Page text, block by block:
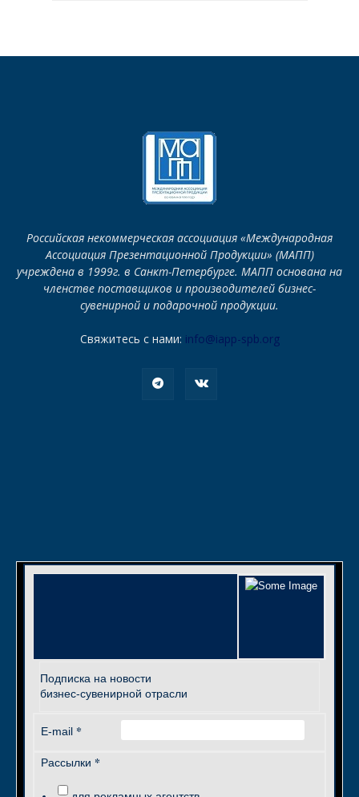
Российская некоммерческая ассоциация «Международная
Ассоциация Презентационной Продукции» (МАПП)
учреждена в 1999г. в Санкт-Петербурге. МАПП основана на
членстве поставщиков и производителей бизнес-
сувенирной и подарочной продукции.
Свяжитесь с нами: info@iapp-spb.org
Подписка на новости
бизнес-сувенирной отрасли
E-mail *
Рассылки *